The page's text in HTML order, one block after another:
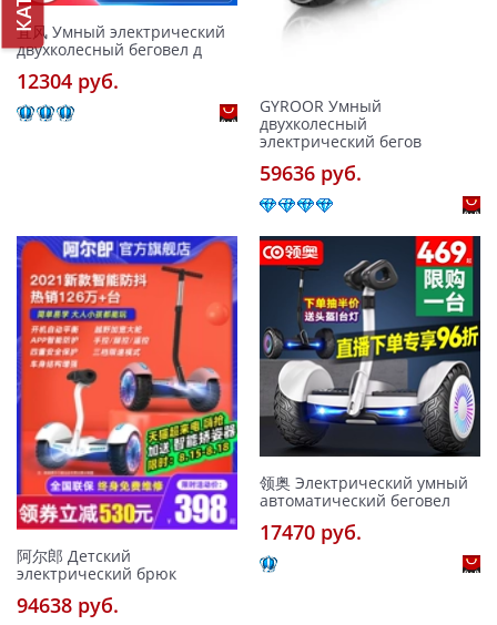
宜风 Умный электрический
двухколесный беговел д
12304 pуб.
GYROOR Умный
двухколесный
электрический бегов
59636 pуб.
阿尔郎 Детский
электрический брюк
94638 pуб.
领奥 Электрический умный
автоматический беговел
17470 pуб.